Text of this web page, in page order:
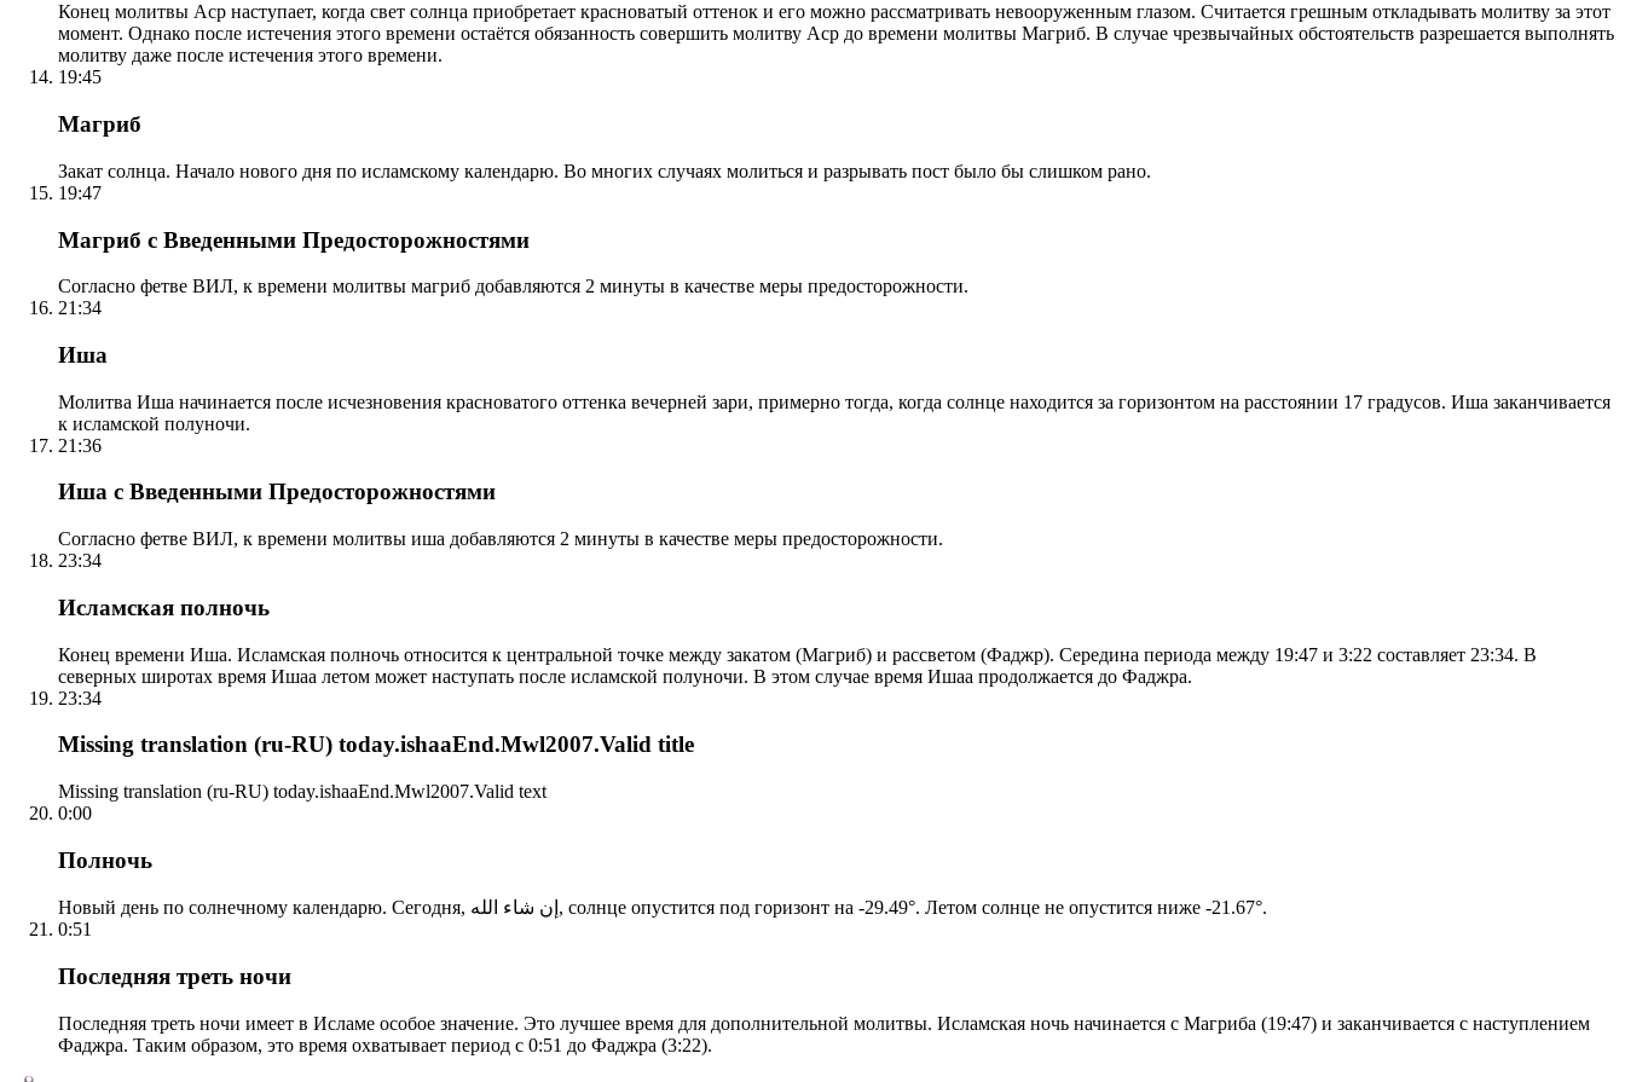
Конец молитвы Аср наступает, когда свет солнца приобретает красноватый оттенок и его можно рассматривать невооруженным глазом. Считается грешным откладывать молитву за этот
момент. Однако после истечения этого времени остаётся обязанность совершить молитву Аср до времени молитвы Магриб. В случае чрезвычайных обстоятельств разрешается выполнять
молитву даже после истечения этого времени.
19:45
Магриб
Закат солнца. Начало нового дня по исламскому календарю. Во многих случаях молиться и разрывать пост было бы слишком рано.
19:47
Магриб с Введенными Предосторожностями
Согласно фетве ВИЛ, к времени молитвы магриб добавляются 2 минуты в качестве меры предосторожности.
21:34
Иша
Молитва Иша начинается после исчезновения красноватого оттенка вечерней зари, примерно тогда, когда солнце находится за горизонтом на расстоянии 17 градусов. Иша заканчивается
к исламской полуночи.
21:36
Иша с Введенными Предосторожностями
Согласно фетве ВИЛ, к времени молитвы иша добавляются 2 минуты в качестве меры предосторожности.
23:34
Исламская полночь
Конец времени Иша. Исламская полночь относится к центральной точке между закатом (Магриб) и рассветом (Фаджр). Середина периода между 19:47 и 3:22 составляет 23:34. В
северных широтах время Ишаа летом может наступать после исламской полуночи. В этом случае время Ишаа продолжается до Фаджра.
23:34
Missing translation (ru-RU) today.ishaaEnd.Mwl2007.Valid title
Missing translation (ru-RU) today.ishaaEnd.Mwl2007.Valid text
0:00
Полночь
Новый день по солнечному календарю. Сегодня, إن شاء الله, солнце опустится под горизонт на -29.49°. Летом солнце не опустится ниже -21.67°.
0:51
Последняя треть ночи
Последняя треть ночи имеет в Исламе особое значение. Это лучшее время для дополнительной молитвы. Исламская ночь начинается с Магриба (19:47) и заканчивается с наступлением
Фаджра. Таким образом, это время охватывает период с 0:51 до Фаджра (3:22).